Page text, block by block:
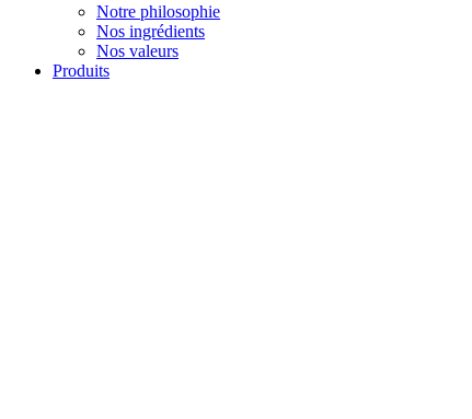
Notre philosophie
Nos ingrédients
Nos valeurs
Produits